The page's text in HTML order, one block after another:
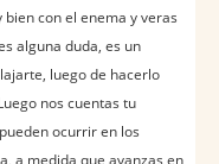
con el enema y veras
alguna duda, es un
luego de hacerlo
nos cuentas tu
ocurrir en los
a medida que avanzas en